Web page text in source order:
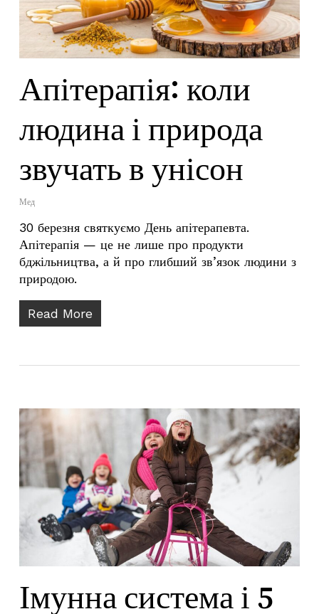
Апітерапія: коли
людина і природа
звучать в унісон
Мед
30 березня святкуємо День апітерапевта.
Апітерапія — це не лише про продукти
бджільництва, а й про глибший зв’язок людини з
природою.
Read More
Імунна система і 5